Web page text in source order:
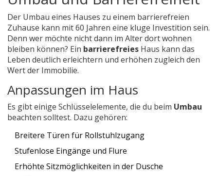
Der Umbau eines Hauses zu einem barrierefreien
Zuhause kann mit 60 Jahren eine kluge Investition sein.
Denn wer möchte nicht dann im Alter dort wohnen
bleiben können? Ein barrierefreies Haus kann das
Leben deutlich erleichtern und erhöhen zugleich den
Wert der Immobilie.
Anpassungen im Haus
Es gibt einige Schlüsselelemente, die du beim Umbau
beachten solltest. Dazu gehören:
Breitere Türen für Rollstuhlzugang
Stufenlose Eingänge und Flure
Erhöhte Sitzmöglichkeiten in der Dusche